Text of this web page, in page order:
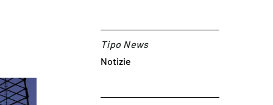
Tipo News
Notizie